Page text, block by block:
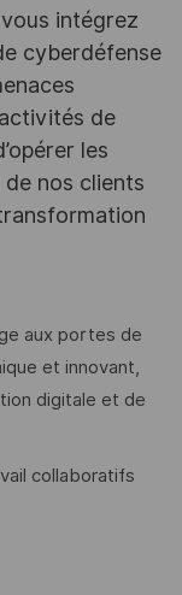
intégrez
cyberdéfense
de
les
nos clients
aux portes de
et innovant,
digitale et de
collaboratifs